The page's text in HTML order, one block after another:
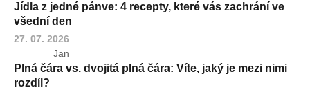
Jídla z jedné pánve: 4 recepty, které vás zachrání ve
všední den
27. 07. 2026
Jan
Plná čára vs. dvojitá plná čára: Víte, jaký je mezi nimi
rozdíl?